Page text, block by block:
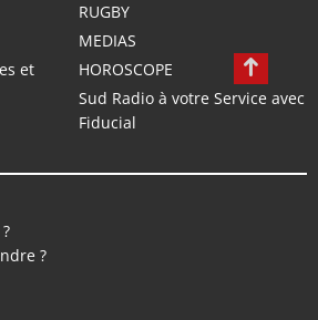
RUGBY
MEDIAS
et
HOROSCOPE
Sud Radio à votre Service avec
Fiducial
?